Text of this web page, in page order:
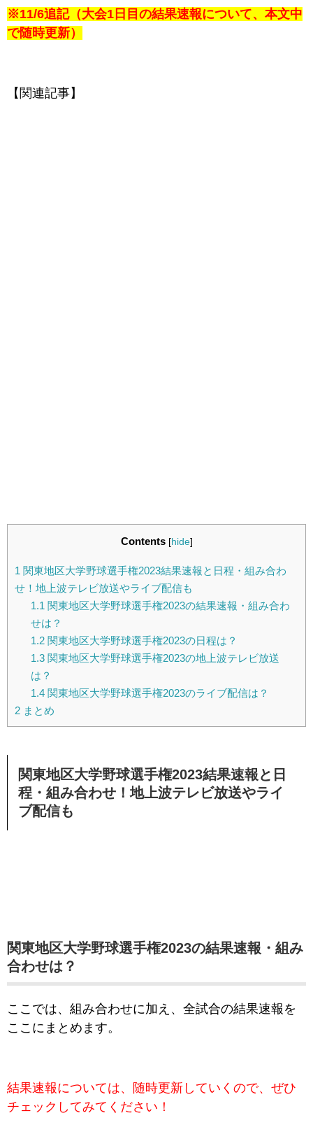
※11/6追記（大会1日目の結果速報について、本文中
で随時更新）
【関連記事】
Contents [hide]
1 関東地区大学野球選手権2023結果速報と日程・組み合わ
せ！地上波テレビ放送やライブ配信も
1.1 関東地区大学野球選手権2023の結果速報・組み合わ
せは？
1.2関東地区大学野球選手権2023の日程は？
1.3関東地区大学野球選手権2023の地上波テレビ放送
は？
1.4関東地区大学野球選手権2023のライブ配信は？
2 まとめ
関東地区大学野球選手権2023結果速報と日
程・組み合わせ！地上波テレビ放送やライ
ブ配信も
関東地区大学野球選手権2023の結果速報・組み
合わせは？
ここでは、組み合わせに加え、全試合の結果速報を
ここにまとめます。
結果速報については、随時更新していくので、ぜひ
チェックしてみてください！